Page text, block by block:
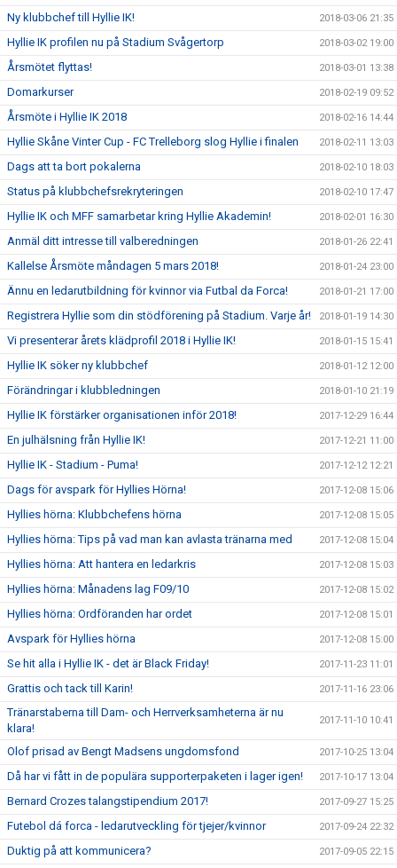
Ny klubbchef till Hyllie IK! 2018-03-06 21:35
Hyllie IK profilen nu på Stadium Svågertorp 2018-03-02 19:00
Årsmötet flyttas! 2018-03-01 13:38
Domarkurser 2018-02-19 09:52
Årsmöte i Hyllie IK 2018 2018-02-16 14:44
Hyllie Skåne Vinter Cup - FC Trelleborg slog Hyllie i finalen 2018-02-11 13:03
Dags att ta bort pokalerna 2018-02-10 18:03
Status på klubbchefsrekryteringen 2018-02-10 17:47
Hyllie IK och MFF samarbetar kring Hyllie Akademin! 2018-02-01 16:30
Anmäl ditt intresse till valberedningen 2018-01-26 22:41
Kallelse Årsmöte måndagen 5 mars 2018! 2018-01-24 23:00
Ännu en ledarutbildning för kvinnor via Futbal da Forca! 2018-01-21 17:00
Registrera Hyllie som din stödförening på Stadium. Varje år! 2018-01-19 14:30
Vi presenterar årets klädprofil 2018 i Hyllie IK! 2018-01-15 15:41
Hyllie IK söker ny klubbchef 2018-01-12 12:00
Förändringar i klubbledningen 2018-01-10 21:19
Hyllie IK förstärker organisationen inför 2018! 2017-12-29 16:44
En julhälsning från Hyllie IK! 2017-12-21 11:00
Hyllie IK - Stadium - Puma! 2017-12-12 12:21
Dags för avspark för Hyllies Hörna! 2017-12-08 15:06
Hyllies hörna: Klubbchefens hörna 2017-12-08 15:05
Hyllies hörna: Tips på vad man kan avlasta tränarna med 2017-12-08 15:04
Hyllies hörna: Att hantera en ledarkris 2017-12-08 15:03
Hyllies hörna: Månadens lag F09/10 2017-12-08 15:02
Hyllies hörna: Ordföranden har ordet 2017-12-08 15:01
Avspark för Hyllies hörna 2017-12-08 15:00
Se hit alla i Hyllie IK - det är Black Friday! 2017-11-23 11:01
Grattis och tack till Karin! 2017-11-16 23:06
Tränarstaberna till Dam- och Herrverksamheterna är nu
klara!
2017-11-10 10:41
Olof prisad av Bengt Madsens ungdomsfond 2017-10-25 13:04
Då har vi fått in de populära supporterpaketen i lager igen! 2017-10-17 13:04
Bernard Crozes talangstipendium 2017! 2017-09-27 15:25
Futebol dá forca - ledarutveckling för tjejer/kvinnor 2017-09-24 22:32
Duktig på att kommunicera? 2017-09-05 22:15